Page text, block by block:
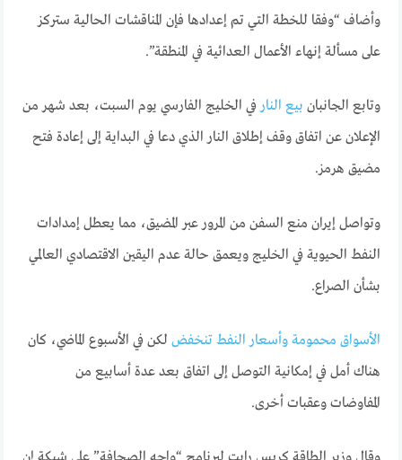
وأضاف “وفقا للخطة التي تم إعدادها فإن المناقشات الحالية ستركز
على مسألة إنهاء الأعمال العدائية في المنطقة”.
وتابع الجانبان بيع النارفي الخليج الفارسي يوم السبت، بعد شهر من
الإعلان عن اتفاق وقف إطلاق النار الذي دعا في البداية إلى إعادة فتح
مضيق هرمز.
وتواصل إيران منع السفن من المرور عبر المضيق، مما يعطل إمدادات
النفط الحيوية في الخليج ويعمق حالة عدم اليقين الاقتصادي العالمي
بشأن الصراع.
الأسواق محمومة وأسعار النفط تنخفض لكن في الأسبوع الماضي، كان
هناك أمل في إمكانية التوصل إلى اتفاق بعد عدة أسابيع من
المفاوضات وعقبات أخرى.